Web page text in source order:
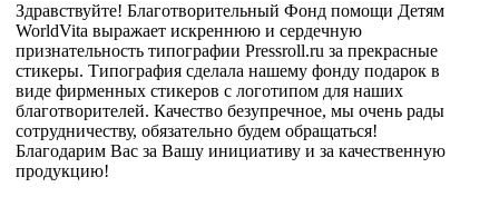
Здравствуйте! Благотворительный Фонд помощи Детям
WorldVita выражает искреннюю и сердечную
признательность типографии Pressroll.ru за прекрасные
стикеры. Типография сделала нашему фонду подарок в
виде фирменных стикеров с логотипом для наших
благотворителей. Качество безупречное, мы очень рады
сотрудничеству, обязательно будем обращаться!
Благодарим Вас за Вашу инициативу и за качественную
продукцию!